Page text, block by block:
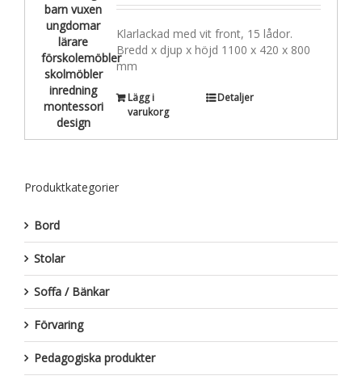
Klarlackad med vit front, 15 lådor.
Bredd x djup x höjd 1100 x 420 x 800
mm
Lägg i
varukorg
Detaljer
Produktkategorier
Bord
Stolar
Soffa / Bänkar
Förvaring
Pedagogiska produkter